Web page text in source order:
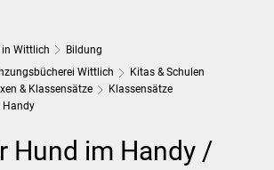
in Wittlich
Bildung
Wittlich
Kitas & Schulen
& Klassensätze
Klassensätze
Handy
Hund im Handy /